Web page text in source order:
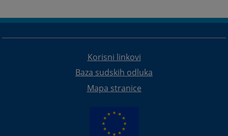
Korisni linkovi
Baza sudskih odluka
Mapa stranice